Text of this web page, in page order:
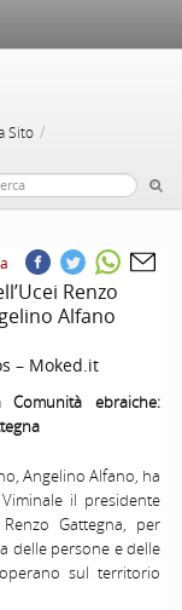
Sito /
Renzo
Alfano
– Moked.it
Comunità ebraiche:
Angelino Alfano, ha
il presidente
Gattegna, per
delle persone e delle
sul territorio